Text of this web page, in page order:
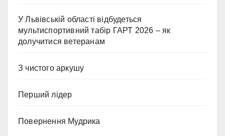
У Львівській області відбудеться
мультиспортивний табір ГАРТ 2026 – як
долучитися ветеранам
З чистого аркушу
Перший лідер
Повернення Мудрика